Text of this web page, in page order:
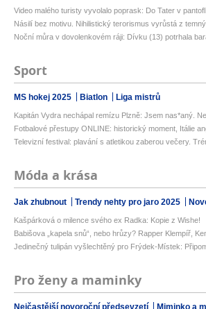
Video malého turisty vyvolalo poprask: Do Tater v
Násilí bez motivu. Nihilistický terorismus vyrůstá z
Noční můra v dovolenkovém ráji: Dívku (13) potrhala
Sport
MS hokej 2025 Biatlon Liga mistrů
Kapitán Vydra nechápal remízu Plzně: Jsem nas*aný.
Fotbalové přestupy ONLINE: historický moment, Itálie
Televizní festival: plavání s atletikou zaberou večery.
Móda a krása
Jak zhubnout Trendy nehty pro jaro 2025
Kašpárková o milence svého ex Radka: Kopie z Wishe!
Babišova „kapela snů“, nebo hrůzy? Rapper Klempíř,
Jedinečný tulipán vyšlechtěný pro Frýdek-Místek:
Pro ženy a maminky
Nejčastější novoroční předsevzetí Miminko a